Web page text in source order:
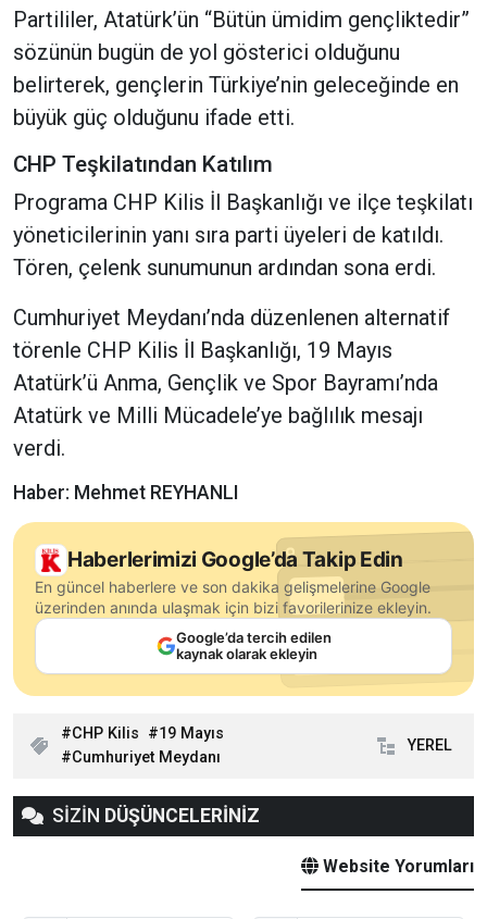
Partililer, Atatürk’ün “Bütün ümidim gençliktedir”
sözünün bugün de yol gösterici olduğunu
belirterek, gençlerin Türkiye’nin geleceğinde en
büyük güç olduğunu ifade etti.
CHP Teşkilatından Katılım
Programa CHP Kilis İl Başkanlığı ve ilçe teşkilatı
yöneticilerinin yanı sıra parti üyeleri de katıldı.
Tören, çelenk sunumunun ardından sona erdi.
Cumhuriyet Meydanı’nda düzenlenen alternatif
törenle CHP Kilis İl Başkanlığı, 19 Mayıs
Atatürk’ü Anma, Gençlik ve Spor Bayramı’nda
Atatürk ve Milli Mücadele’ye bağlılık mesajı
verdi.
Haber: Mehmet REYHANLI
Haberlerimizi Google’da Takip Edin
En güncel haberlere ve son dakika gelişmelerine Google
üzerinden anında ulaşmak için bizi favorilerinize ekleyin.
Google’da tercih edilen
kaynak olarak ekleyin
CHP Kilis
19 Mayıs
Cumhuriyet Meydanı
YEREL
SİZİN DÜŞÜNCELERİNİZ
Website Yorumları